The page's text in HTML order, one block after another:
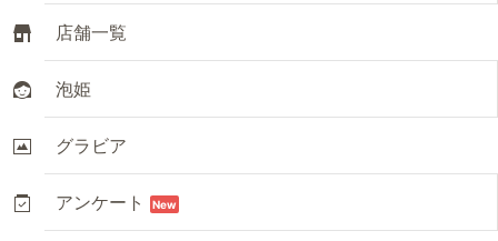
店舗一覧
泡姫
グラビア
アンケート New